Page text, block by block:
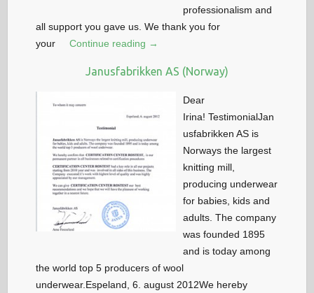
professionalism and
all support you gave us. We thank you for
your
Continue reading →
Janusfabrikken AS (Norway)
Dear
Irina! TestimonialJan
usfabrikken AS is
Norways the largest
knitting mill,
producing underwear
for babies, kids and
adults. The company
was founded 1895
and is today among
the world top 5 producers of wool
underwear.Espeland, 6. august 2012We hereby